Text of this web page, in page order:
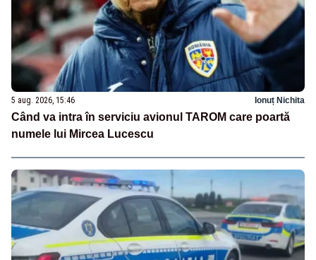
5 aug. 2026, 15:46 Ionuț Nichita
Când va intra în serviciu avionul TAROM care poartă
numele lui Mircea Lucescu